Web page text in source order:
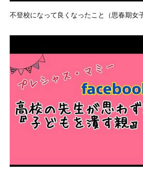
不登校になって良くなったこと（思春期女